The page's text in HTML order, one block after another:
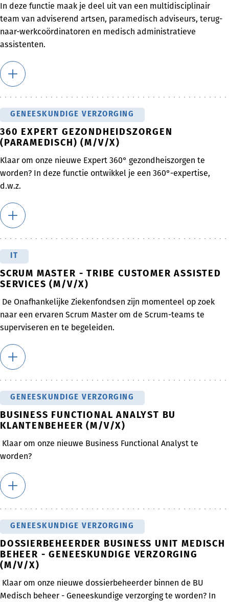
In deze functie maak je deel uit van een multidisciplinair
team van adviserend artsen, paramedisch adviseurs, terug-
naar-werkcoördinatoren en medisch administratieve
assistenten.
GENEESKUNDIGE VERZORGING
360 EXPERT GEZONDHEIDSZORGEN
(PARAMEDISCH) (M/V/X)
Klaar om onze nieuwe Expert 360° gezondheiszorgen te
worden? In deze functie ontwikkel je een 360°-expertise,
d.w.z.
SCRUM MASTER - TRIBE CUSTOMER ASSISTED
SERVICES (M/V/X)
De Onafhankelijke Ziekenfondsen zijn momenteel op zoek
naar een ervaren Scrum Master om de Scrum-teams te
superviseren en te begeleiden.
GENEESKUNDIGE VERZORGING
BUSINESS FUNCTIONAL ANALYST BU
KLANTENBEHEER (M/V/X)
Klaar om onze nieuwe Business Functional Analyst te
worden?
GENEESKUNDIGE VERZORGING
DOSSIERBEHEERDER BUSINESS UNIT MEDISCH
BEHEER - GENEESKUNDIGE VERZORGING
(M/V/X)
Klaar om onze nieuwe dossierbeheerder binnen de BU
Medisch beheer - Geneeskundige verzorging te worden? In